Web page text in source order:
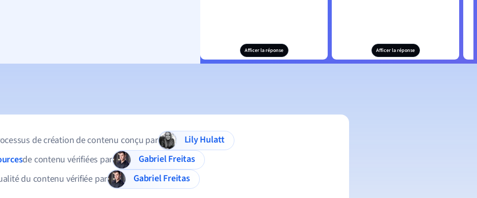
Afficer la réponse Afficer la réponse
de création de contenu conçu par
Lily Hulatt
de contenu vérifiées par
Gabriel Freitas
du contenu vérifiée par
Gabriel Freitas